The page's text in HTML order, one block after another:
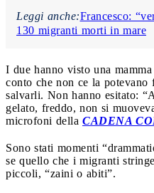
Leggi anche:Francesco:
130 migranti morti in mare
I due hanno visto una
conto che non ce la potevano
salvarli. Non hanno esitato:
gelato, freddo, non si
microfoni della CADENA
Sono stati momenti
se quello che i migranti
piccoli, “zaini o abiti”.